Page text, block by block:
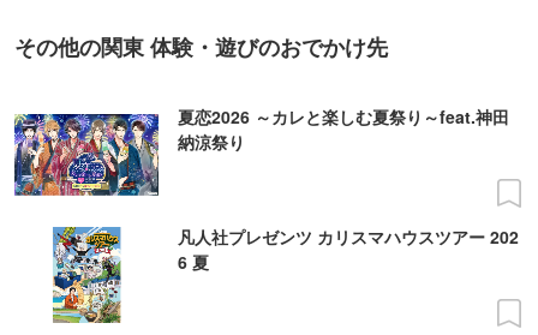
その他の関東 体験・遊びのおでかけ先
夏恋2026 ～カレと楽しむ夏祭り～feat.神田
納涼祭り
凡人社プレゼンツ カリスマハウスツアー 202
6 夏